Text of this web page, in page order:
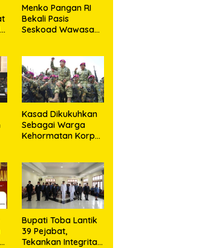
Menko Pangan RI
Bekali Pasis
Seskoad Wawasan
Kasad Dikukuhkan
Sebagai Warga
Kehormatan Korps
Bupati Toba Lantik
39 Pejabat,
Tekankan Integritas